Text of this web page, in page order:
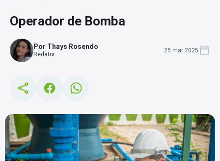
Operador de Bomba
Por Thays Rosendo
Redator
25 mar 2025